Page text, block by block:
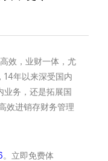
效，业财一体，尤
14年以来深受国内
业务，还是拓展国
效进销存财务管理
。立即免费体